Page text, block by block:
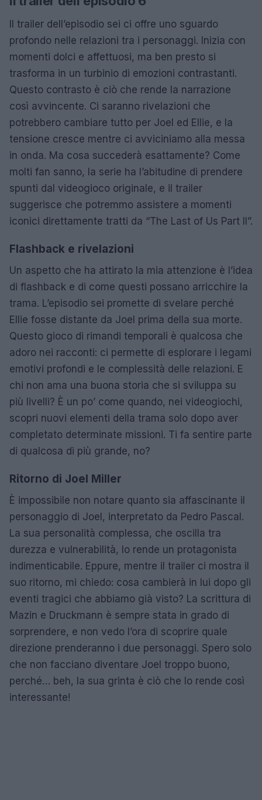
Il trailer dell’episodio sei ci offre uno sguardo
profondo nelle relazioni tra i personaggi. Inizia con
momenti dolci e affettuosi, ma ben presto si
trasforma in un turbinio di emozioni contrastanti.
Questo contrasto è ciò che rende la narrazione
così avvincente. Ci saranno rivelazioni che
potrebbero cambiare tutto per Joel ed Ellie, e la
tensione cresce mentre ci avviciniamo alla messa
in onda. Ma cosa succederà esattamente? Come
molti fan sanno, la serie ha l’abitudine di prendere
spunti dal videogioco originale, e il trailer
suggerisce che potremmo assistere a momenti
iconici direttamente tratti da “The Last of Us Part II”.
Flashback e rivelazioni
Un aspetto che ha attirato la mia attenzione è l’idea
di flashback e di come questi possano arricchire la
trama. L’episodio sei promette di svelare perché
Ellie fosse distante da Joel prima della sua morte.
Questo gioco di rimandi temporali è qualcosa che
adoro nei racconti: ci permette di esplorare i legami
emotivi profondi e le complessità delle relazioni. E
chi non ama una buona storia che si sviluppa su
più livelli? È un po’ come quando, nei videogiochi,
scopri nuovi elementi della trama solo dopo aver
completato determinate missioni. Ti fa sentire parte
di qualcosa di più grande, no?
Ritorno di Joel Miller
È impossibile non notare quanto sia affascinante il
personaggio di Joel, interpretato da Pedro Pascal.
La sua personalità complessa, che oscilla tra
durezza e vulnerabilità, lo rende un protagonista
indimenticabile. Eppure, mentre il trailer ci mostra il
suo ritorno, mi chiedo: cosa cambierà in lui dopo gli
eventi tragici che abbiamo già visto? La scrittura di
Mazin e Druckmann è sempre stata in grado di
sorprendere, e non vedo l’ora di scoprire quale
direzione prenderanno i due personaggi. Spero solo
che non facciano diventare Joel troppo buono,
perché… beh, la sua grinta è ciò che lo rende così
interessante!